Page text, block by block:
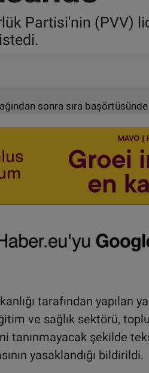
Partisi'nin (PVV)
tarafından yapılan
ve sağlık sektörü,
tanınmayacak şekilde
yasaklandığı bildirildi.